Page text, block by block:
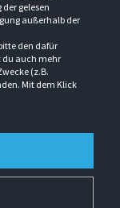
gelesen
außerhalb der
den dafür
du auch mehr
(z.B.
Mit dem Klick
nur an Unternehmer,